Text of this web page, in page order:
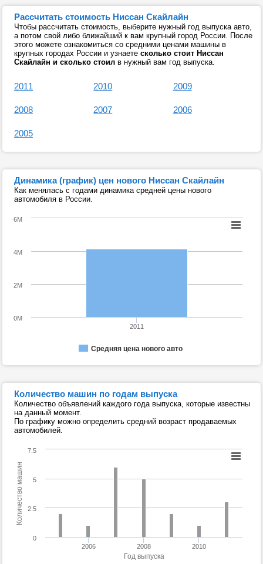
Рассчитать стоимость Ниссан Скайлайн
Чтобы рассчитать стоимость, выберите нужный год выпуска авто,
а потом свой либо ближайший к вам крупный город России. После
этого можете ознакомиться со средними ценами машины в
крупных городах России и узнаете сколько стоит Ниссан
Скайлайн и сколько стоил в нужный вам год выпуска.
2011 2010 2009
2008 2007 2006
2005
Динамика (график) цен нового Ниссан Скайлайн
Как менялась с годами динамика средней цены нового
автомобиля в России.
Средняя цена нового авто
2011
0M
2M
4M
6M
Количество машин по годам выпуска
Количество объявлений каждого года выпуска, которые известны
на данный момент.
По графику можно определить средний возраст продаваемых
автомобилей.
Год выпуска
Количество машин
2006 2008 2010
0
2.5
5
7.5